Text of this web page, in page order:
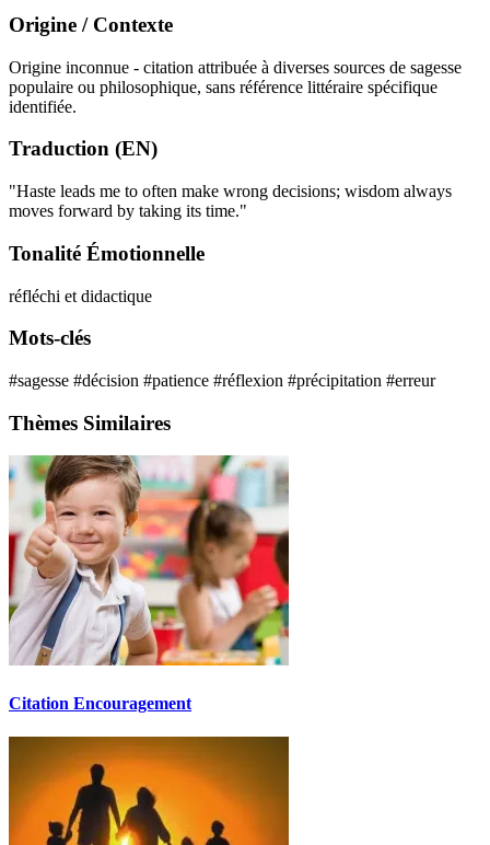
Origine / Contexte
Origine inconnue - citation attribuée à diverses sources de sagesse
populaire ou philosophique, sans référence littéraire spécifique
identifiée.
Traduction (EN)
"Haste leads me to often make wrong decisions; wisdom always
moves forward by taking its time."
Tonalité Émotionnelle
réfléchi et didactique
Mots-clés
#sagesse #décision #patience #réflexion #précipitation #erreur
Thèmes Similaires
Citation Encouragement